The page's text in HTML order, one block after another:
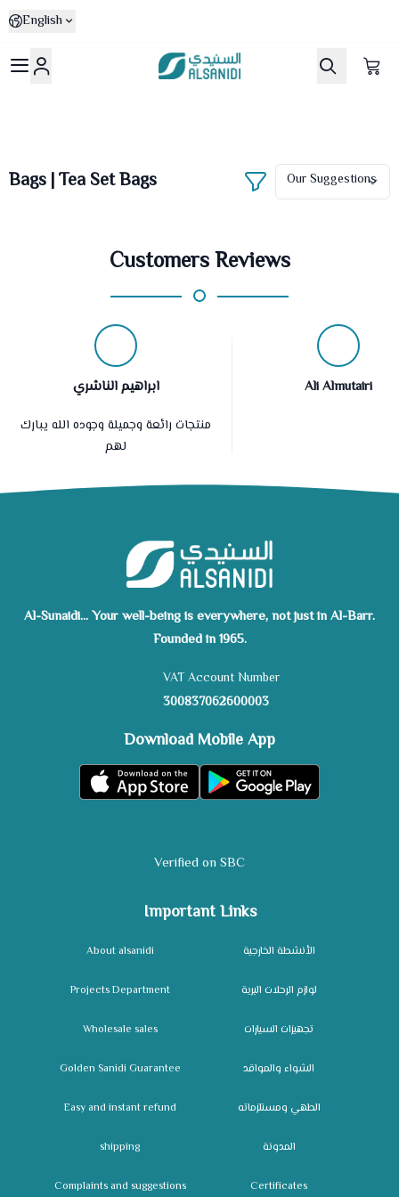
English
Al-Sanidi Store
Bags | Tea Set Bags
Customers Reviews
ابراهيم الناشري
منتجات رائعة وجميلة وجوده الله يبارك
لهم
Ali Almutairi
Important Links
About alsanidi
Projects Department
Wholesale sales
Golden Sanidi Guarantee
Easy and instant refund
shipping
Complaints and suggestions
الأنشطة الخارجية
لوازم الرحلات البرية
تجهيزات السيارات
الشواء والمواقد
الطهي ومستلزماته
المدونة
Certificates
Al-Sunaidi... Your well-being is everywhere, not just in Al-Barr.
Founded in 1965.
VAT Account Number
300837062600003
Download Mobile App
Verified on SBC